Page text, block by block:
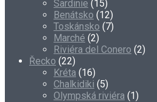
Sardinie (15)
Benátsko (12)
Toskánsko (7)
Marché (2)
Riviéra del Conero (2)
Řecko (22)
Kréta (16)
Chalkidiki (5)
Olympská riviéra (1)